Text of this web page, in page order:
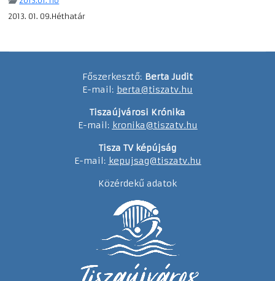
2013. 01. 09.Héthatár
Főszerkesztő: Berta Judit
E-mail: berta@tiszatv.hu
Tiszaújvárosi Krónika
E-mail: kronika@tiszatv.hu
Tisza TV képújság
E-mail: kepujsag@tiszatv.hu
Közérdekű adatok